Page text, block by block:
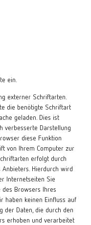
ein.
externer Schriftarten.
die benötigte Schriftart
geladen. Dies ist
verbesserte Darstellung
diese Funktion
von Ihrem Computer zur
erfolgt durch
Hierdurch wird
Internetseiten Sie
des Browsers Ihres
haben keinen Einfluss auf
der Daten, die durch den
erhoben und verarbeitet